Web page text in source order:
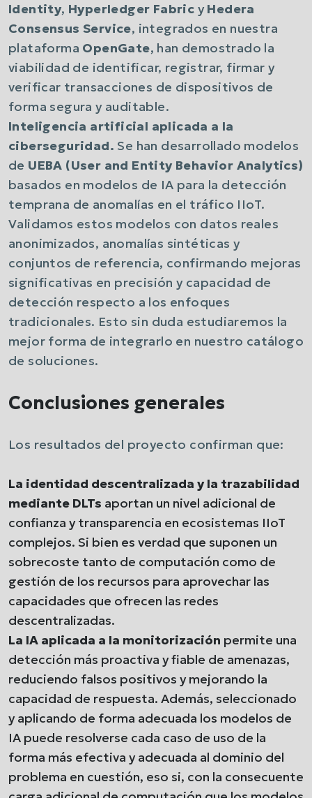
Identity, Hyperledger Fabric y Hedera
Consensus Service, integrados en nuestra
plataforma OpenGate, han demostrado la
viabilidad de identificar, registrar, firmar y
verificar transacciones de dispositivos de
forma segura y auditable.
Inteligencia artificial aplicada a la
ciberseguridad. Se han desarrollado modelos
de UEBA (User and Entity Behavior Analytics)
basados en modelos de IA para la detección
temprana de anomalías en el tráfico IIoT.
Validamos estos modelos con datos reales
anonimizados, anomalías sintéticas y
conjuntos de referencia, confirmando mejoras
significativas en precisión y capacidad de
detección respecto a los enfoques
tradicionales. Esto sin duda estudiaremos la
mejor forma de integrarlo en nuestro catálogo
de soluciones.
Conclusiones generales
Los resultados del proyecto confirman que:
La identidad descentralizada y la trazabilidad
mediante DLTs aportan un nivel adicional de
confianza y transparencia en ecosistemas IIoT
complejos. Si bien es verdad que suponen un
sobrecoste tanto de computación como de
gestión de los recursos para aprovechar las
capacidades que ofrecen las redes
descentralizadas.
La IA aplicada a la monitorización permite una
detección más proactiva y fiable de amenazas,
reduciendo falsos positivos y mejorando la
capacidad de respuesta. Además, seleccionado
y aplicando de forma adecuada los modelos de
IA puede resolverse cada caso de uso de la
forma más efectiva y adecuada al dominio del
problema en cuestión, eso si, con la consecuente